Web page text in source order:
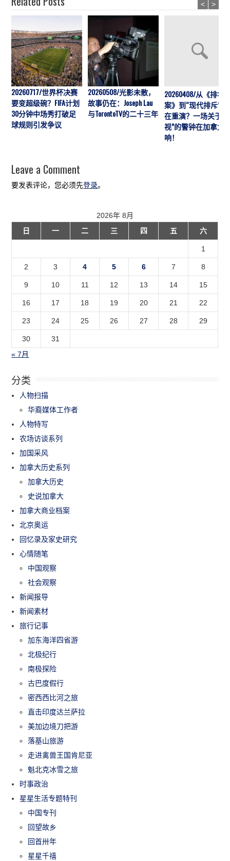
20260717/世界杯决赛
要变超级碗？FIFA计划
30分钟中场秀打破足
球规则引发争议
20260508/光影未散，
故事仍在：Joseph Lau
与TorontoTV的二十三年
20260408/从《排华
案》到“现代排斥”历
在重演？一场关于“
视”的警钟在加拿大
响！
< >
Leave a Comment
要发表评论，您必须先登录。
2026年 8月
日
一 二 三 四 五 六
1
2 3 4 5 6 7 8
9 10 11 12 13 14 15
16 17 18 19 20 21 22
23 24 25 26 27 28 29
30
31
« 7月
分类
人物扫描
华裔媒体工作者
人物特写
农场访谈系列
加国采风
加拿大历史系列
加拿大历史
史说加拿大
加拿大商业档案
北京奥运
回忆录及家史研究
心情随笔
中国观察
社会观察
新闻报导
新闻素材
旅行记事
加东海洋四省游
北极纪行
南极探险
古巴度假行
密西西比河之旅
直击印度达兰萨拉
美加边境刀把游
落基山旅游
走进禽兽王国肯尼亚
魁北克冰雪之旅
时事政治
星星生活专题特刊
中国专刊
回望故乡
回首卅年
星星千禧